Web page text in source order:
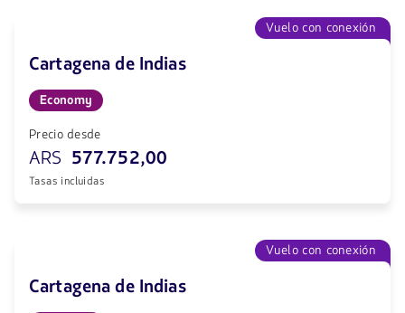
Vuelo con conexión
Cartagena de Indias
Economy
Precio desde
ARS 577.752,00
Tasas incluidas
Vuelo con conexión
Cartagena de Indias